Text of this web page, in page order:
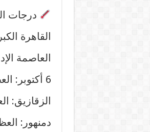
درجات
القاهرة الكبرى:
العاصمة الإدارية:
6 أكتوبر: العظمى 37°، الصغرى 24°
الزقازيق: العظمى
دمنهور: العظمى 36°،